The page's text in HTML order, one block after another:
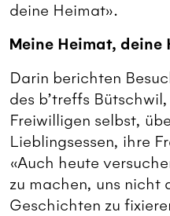
deine Heimat».
Meine Heimat, deine
Darin berichten
des b’treffs
Freiwilligen selbst,
Lieblingsessen, ihre
«Auch heute
zu machen, uns nicht
Geschichten zu